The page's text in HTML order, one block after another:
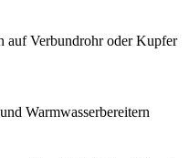
auf Verbundrohr oder Kupfer
Warmwasserbereitern